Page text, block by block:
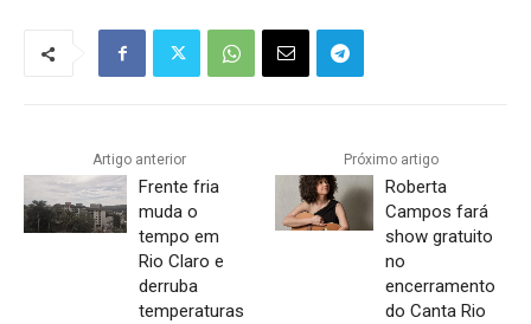
Artigo anterior
Frente fria
muda o
tempo em
Rio Claro e
derruba
temperaturas
Próximo artigo
Roberta
Campos fará
show gratuito
no
encerramento
do Canta Rio